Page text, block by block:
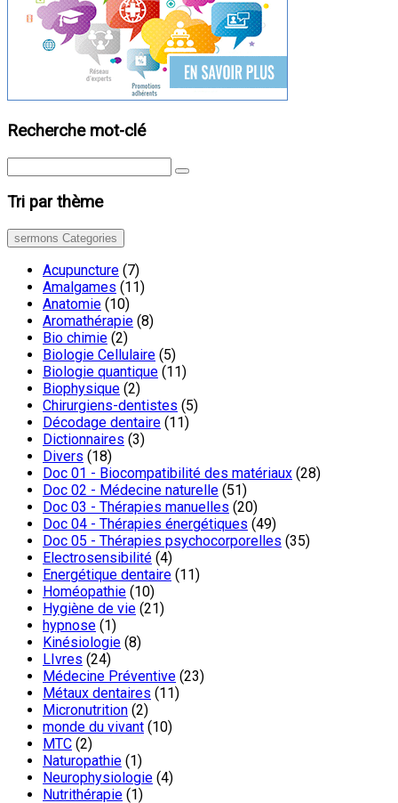
Recherche mot-clé
Tri par thème
sermons Categories
Acupuncture (7)
Amalgames (11)
Anatomie (10)
Aromathérapie (8)
Bio chimie (2)
Biologie Cellulaire (5)
Biologie quantique (11)
Biophysique (2)
Chirurgiens-dentistes (5)
Décodage dentaire (11)
Dictionnaires (3)
Divers (18)
Doc 01 - Biocompatibilité des matériaux (28)
Doc 02 - Médecine naturelle (51)
Doc 03 - Thérapies manuelles (20)
Doc 04 - Thérapies énergétiques (49)
Doc 05 - Thérapies psychocorporelles (35)
Electrosensibilité (4)
Energétique dentaire (11)
Homéopathie (10)
Hygiène de vie (21)
hypnose (1)
Kinésiologie (8)
LIvres (24)
Médecine Préventive (23)
Métaux dentaires (11)
Micronutrition (2)
monde du vivant (10)
MTC (2)
Naturopathie (1)
Neurophysiologie (4)
Nutrithérapie (1)